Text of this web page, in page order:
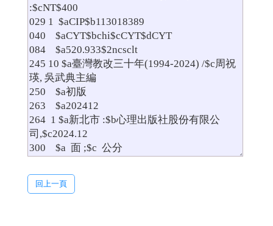
回上一頁